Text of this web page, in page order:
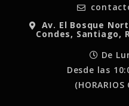
Av. El Bosque
Condes, Santiago,
De
Desde las
(HORARIOS